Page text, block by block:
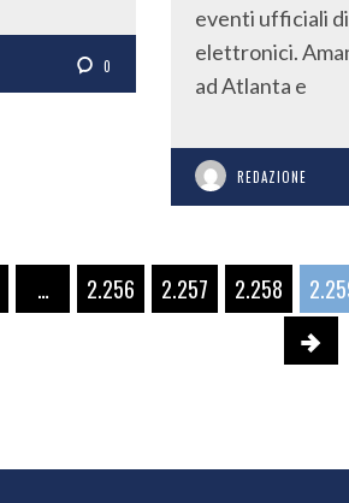
0
eventi ufficiali
elettronici.
ad Atlanta e
REDAZIONE
… 2.256 2.257 2.258